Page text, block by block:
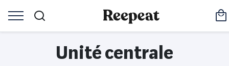
Unité centrale